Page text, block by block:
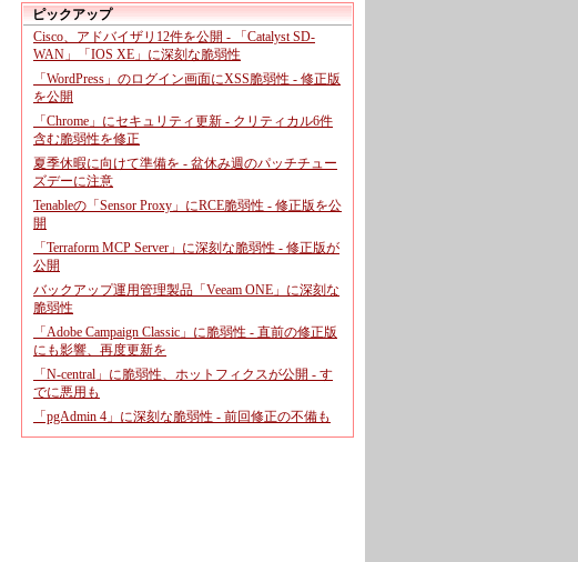
ピックアップ
Cisco、アドバイザリ12件を公開 - 「Catalyst SD-
WAN」「IOS XE」に深刻な脆弱性
「WordPress」のログイン画面にXSS脆弱性 - 修正版
を公開
「Chrome」にセキュリティ更新 - クリティカル6件
含む脆弱性を修正
夏季休暇に向けて準備を - 盆休み週のパッチチュー
ズデーに注意
Tenableの「Sensor Proxy」にRCE脆弱性 - 修正版を公
開
「Terraform MCP Server」に深刻な脆弱性 - 修正版が
公開
バックアップ運用管理製品「Veeam ONE」に深刻な
脆弱性
「Adobe Campaign Classic」に脆弱性 - 直前の修正版
にも影響、再度更新を
「N-central」に脆弱性、ホットフィクスが公開 - す
でに悪用も
「pgAdmin 4」に深刻な脆弱性 - 前回修正の不備も